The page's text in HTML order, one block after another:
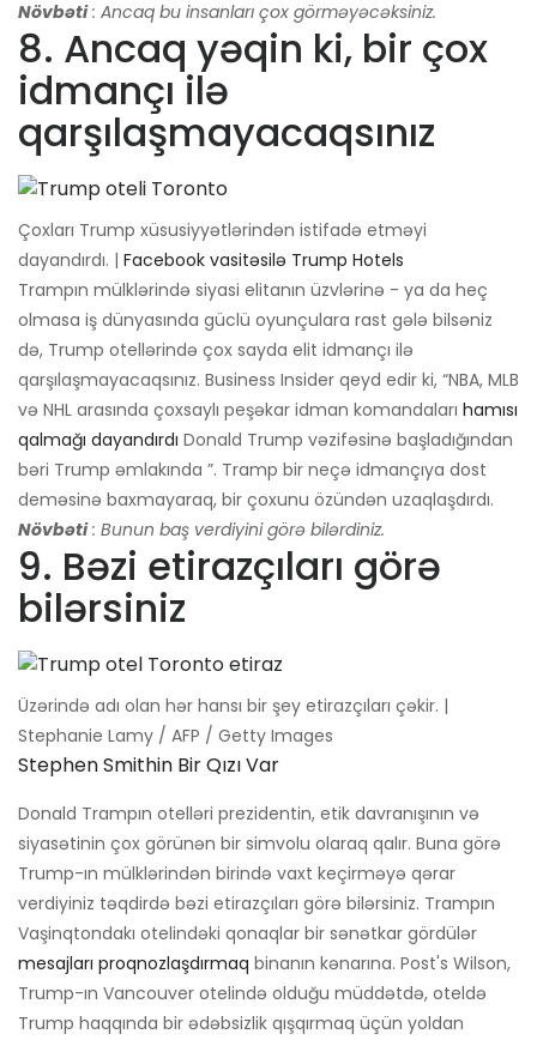
Növbəti : Ancaq bu insanları çox görməyəcəksiniz.
8. Ancaq yəqin ki, bir çox
idmançı ilə
qarşılaşmayacaqsınız
Çoxları Trump xüsusiyyətlərindən istifadə etməyi
dayandırdı. | Facebook vasitəsilə Trump Hotels
Trampın mülklərində siyasi elitanın üzvlərinə - ya da heç
olmasa iş dünyasında güclü oyunçulara rast gələ bilsəniz
də, Trump otellərində çox sayda elit idmançı ilə
qarşılaşmayacaqsınız. Business Insider qeyd edir ki, “NBA, MLB
və NHL arasında çoxsaylı peşəkar idman komandaları hamısı
qalmağı dayandırdı Donald Trump vəzifəsinə başladığından
bəri Trump əmlakında ”. Tramp bir neçə idmançıya dost
deməsinə baxmayaraq, bir çoxunu özündən uzaqlaşdırdı.
Növbəti : Bunun baş verdiyini görə bilərdiniz.
9. Bəzi etirazçıları görə
bilərsiniz
Üzərində adı olan hər hansı bir şey etirazçıları çəkir. |
Stephanie Lamy / AFP / Getty Images
Stephen Smithin Bir Qızı Var
Donald Trampın otelləri prezidentin, etik davranışının və
siyasətinin çox görünən bir simvolu olaraq qalır. Buna görə
Trump-ın mülklərindən birində vaxt keçirməyə qərar
verdiyiniz təqdirdə bəzi etirazçıları görə bilərsiniz. Trampın
Vaşinqtondakı otelindəki qonaqlar bir sənətkar gördülər
mesajları proqnozlaşdırmaq binanın kənarına. Post's Wilson,
Trump-ın Vancouver otelində olduğu müddətdə, oteldə
Trump haqqında bir ədəbsizlik qışqırmaq üçün yoldan